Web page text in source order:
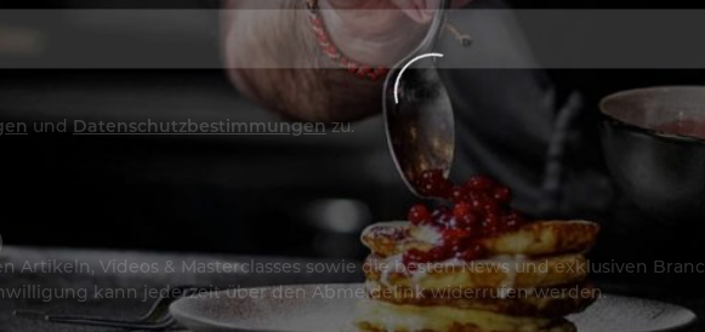
und Datenschutzbestimmungenzu.
Artikeln, Videos & Masterclasses sowie die besten News und exklusiven
kann jederzeit über den Abmeldelink widerrufen werden.